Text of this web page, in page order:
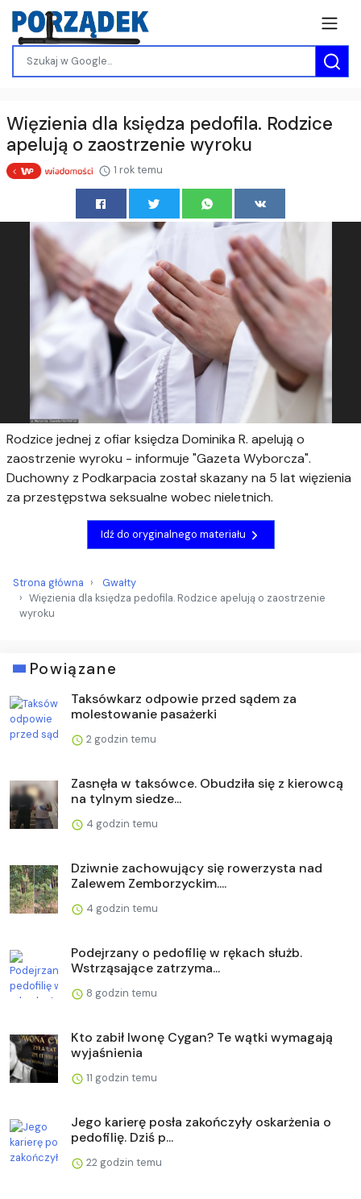
Więzienia dla księdza pedofila. Rodzice
apelują o zaostrzenie wyroku
1 rok temu
Rodzice jednej z ofiar księdza Dominika R. apelują o
zaostrzenie wyroku - informuje "Gazeta Wyborcza".
Duchowny z Podkarpacia został skazany na 5 lat więzienia
za przestępstwa seksualne wobec nieletnich.
Idź do oryginalnego materiału
Strona główna
Gwałty
Więzienia dla księdza pedofila. Rodzice apelują o zaostrzenie
wyroku
Powiązane
Taksówkarz odpowie przed sądem za
molestowanie pasażerki
2 godzin temu
Zasnęła w taksówce. Obudziła się z kierowcą
na tylnym siedze...
4 godzin temu
Dziwnie zachowujący się rowerzysta nad
Zalewem Zemborzyckim....
4 godzin temu
Podejrzany o pedofilię w rękach służb.
Wstrząsające zatrzyma...
8 godzin temu
Kto zabił Iwonę Cygan? Te wątki wymagają
wyjaśnienia
11 godzin temu
Jego karierę posła zakończyły oskarżenia o
pedofilię. Dziś p...
22 godzin temu